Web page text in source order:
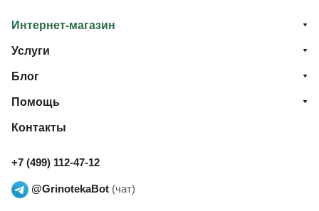
Интернет-магазин
Услуги
Блог
Помощь
Контакты
+7 (499) 112-47-12
@GrinotekaBot (чат)